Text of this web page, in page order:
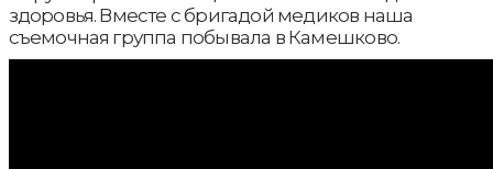
здоровья. Вместе с бригадой медиков наша
съемочная группа побывала в Камешково.